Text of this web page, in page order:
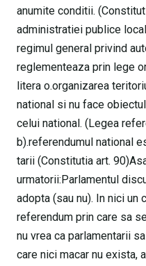
anumite conditii.
administratiei publice
regimul general privind
reglementeaza prin lege
litera o.organizarea
national si nu face
celui national. (Legea
b).referendumul national
tarii (Constitutia art.
urmatorii:Parlamentul
adopta (sau nu). In nici un
referendum prin care sa
nu vrea ca parlamentarii
care nici macar nu exista,